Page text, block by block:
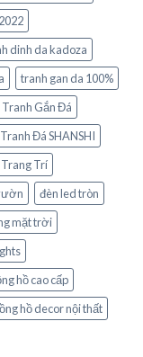
dinh da kadoza
tranh gan da 100%
Tranh Gắn Đá
Tranh Đá SHANSHI
Trí
đèn led tròn
mặt trời
hồ cao cấp
hồ decor nội thất